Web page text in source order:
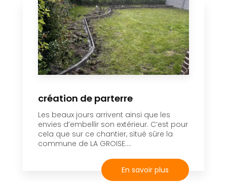
création de parterre
Les beaux jours arrivent ainsi que les
envies d’embellir son extérieur. C’est pour
cela que sur ce chantier, situé sûre la
commune de LA GROISE....
En savoir plus